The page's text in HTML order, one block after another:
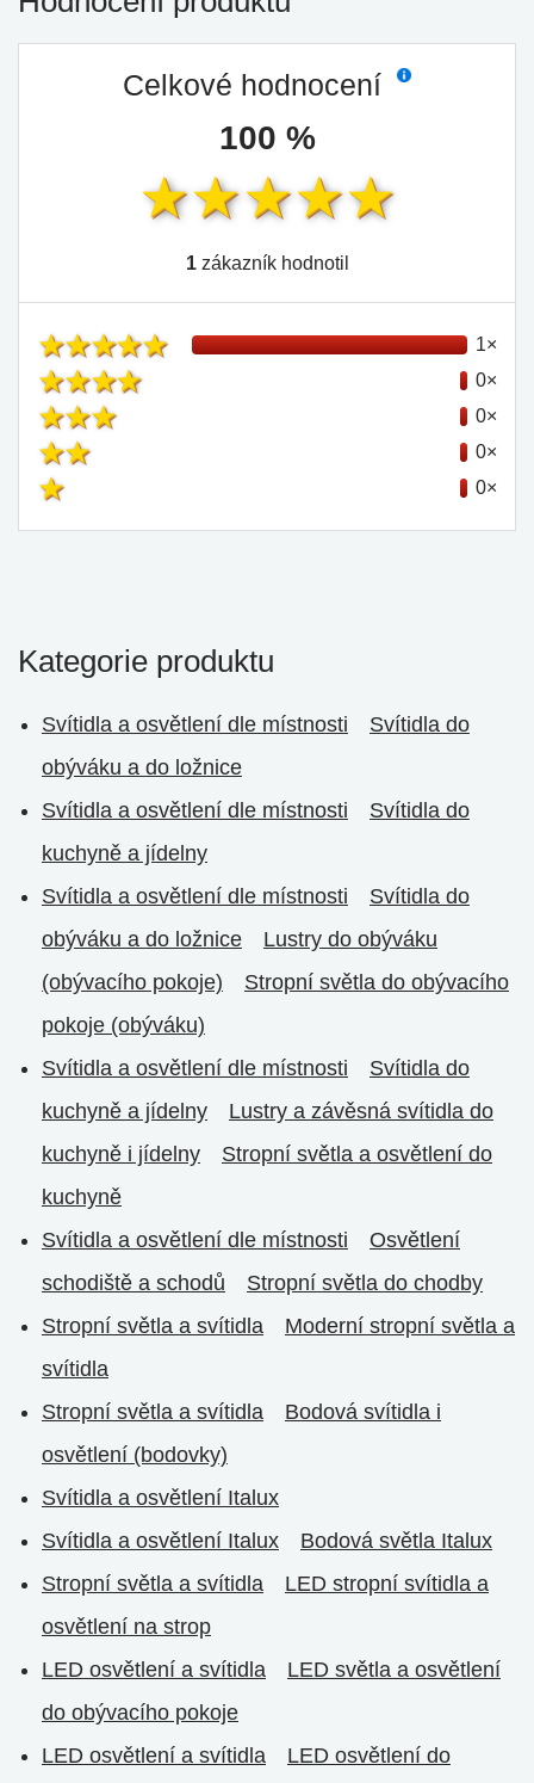
Celkové hodnocení
100 %
1zákazník hodnotil
1×
0×
0×
0×
0×
Kategorie produktu
Svítidla a osvětlení dle místnosti
Svítidla do
obýváku a do ložnice
Svítidla a osvětlení dle místnosti
Svítidla do
kuchyně a jídelny
Svítidla a osvětlení dle místnosti
Svítidla do
obýváku a do ložnice
Lustry do obýváku
(obývacího pokoje)
Stropní světla do obývacího
pokoje (obýváku)
Svítidla a osvětlení dle místnosti
Svítidla do
kuchyně a jídelny
Lustry a závěsná svítidla do
kuchyně i jídelny
Stropní světla a osvětlení do
kuchyně
Svítidla a osvětlení dle místnosti
Osvětlení
schodiště a schodů
Stropní světla do chodby
Stropní světla a svítidla
Moderní stropní světla a
svítidla
Stropní světla a svítidla
Bodová svítidla i
osvětlení (bodovky)
Svítidla a osvětlení Italux
Svítidla a osvětlení Italux
Bodová světla Italux
Stropní světla a svítidla
LED stropní svítidla a
osvětlení na strop
LED osvětlení a svítidla
LED světla a osvětlení
do obývacího pokoje
LED osvětlení a svítidla
LED osvětlení do